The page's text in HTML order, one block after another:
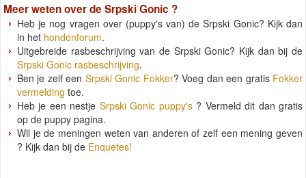
Meer weten over de Srpski Gonic ?
Heb je nog vragen over (puppy's van) de Srpski Gonic? Kijk dan
in het hondenforum.
Uitgebreide rasbeschrijving van de Srpski Gonic? Kijk dan bij de
Srpski Gonic rasbeschrijving.
Ben je zelf een Srpski Gonic Fokker? Voeg dan een gratis Fokker
vermelding toe.
Heb je een nestje Srpski Gonic puppy's? Vermeld dit dan gratis
op de puppy pagina.
Wil je de meningen weten van anderen of zelf een mening geven
? Kijk dan bij de Enquetes!